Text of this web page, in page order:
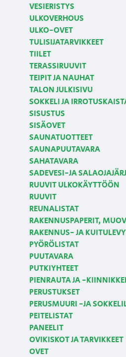
VESIERISTYS
ULKOVERHOUS
ULKO-OVET
TULISIJATARVIKKEET
TIILET
TERASSIRUUVIT
TEIPIT JA NAUHAT
TALON JULKISIVU
SOKKELI JA
SISUSTUS
SISÄOVET
SAUNATUOTTEET
SAUNAPUUTAVARA
SAHATAVARA
SADEVESI-JA
RUUVIT ULKOKÄYTTÖÖN
RUUVIT
REUNALISTAT
RAKENNUSPAPERIT,
RAKENNUS- JA
PYÖRÖLISTAT
PUUTAVARA
PUTKIYHTEET
PIENRAUTA JA -
PERUSTUKSET
PERUSMUURI -JA
PEITELISTAT
PANEELIT
OVIKISKOT JA TARVIKKEET
OVET